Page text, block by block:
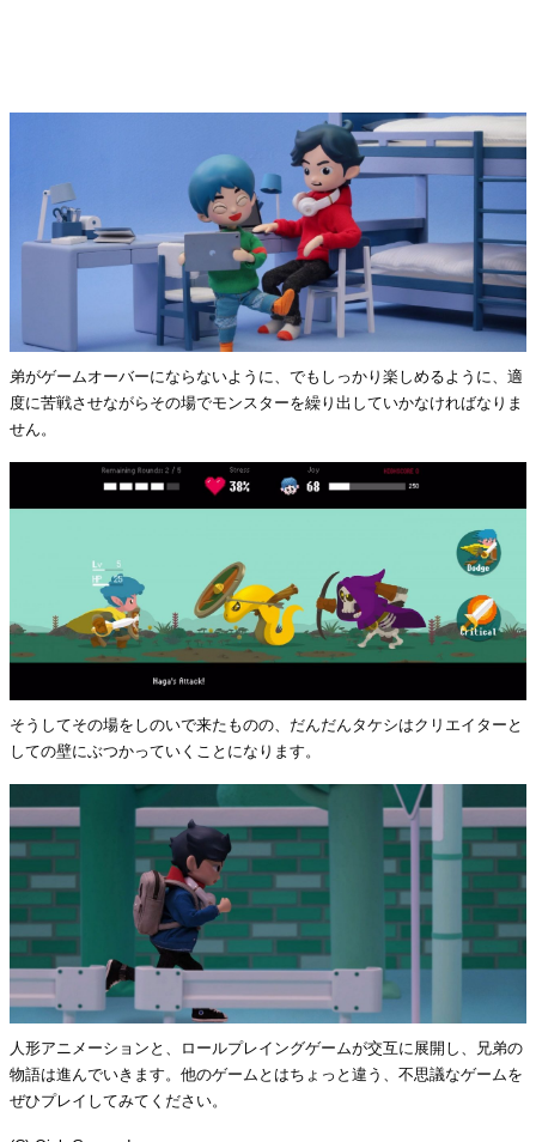
弟がゲームオーバーにならないように、でもしっかり楽しめるように、適
度に苦戦させながらその場でモンスターを繰り出していかなければなりま
せん。
そうしてその場をしのいで来たものの、だんだんタケシはクリエイターと
しての壁にぶつかっていくことになります。
人形アニメーションと、ロールプレイングゲームが交互に展開し、兄弟の
物語は進んでいきます。他のゲームとはちょっと違う、不思議なゲームを
ぜひプレイしてみてください。